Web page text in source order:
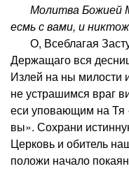
Молитва Божией
есмь с вами, и
О, Всеблагая
Держащаго вся
Излей на ны милости
не устрашимся враг
еси уповающим на Тя
вы». Сохрани
Церковь и обитель
положи начало